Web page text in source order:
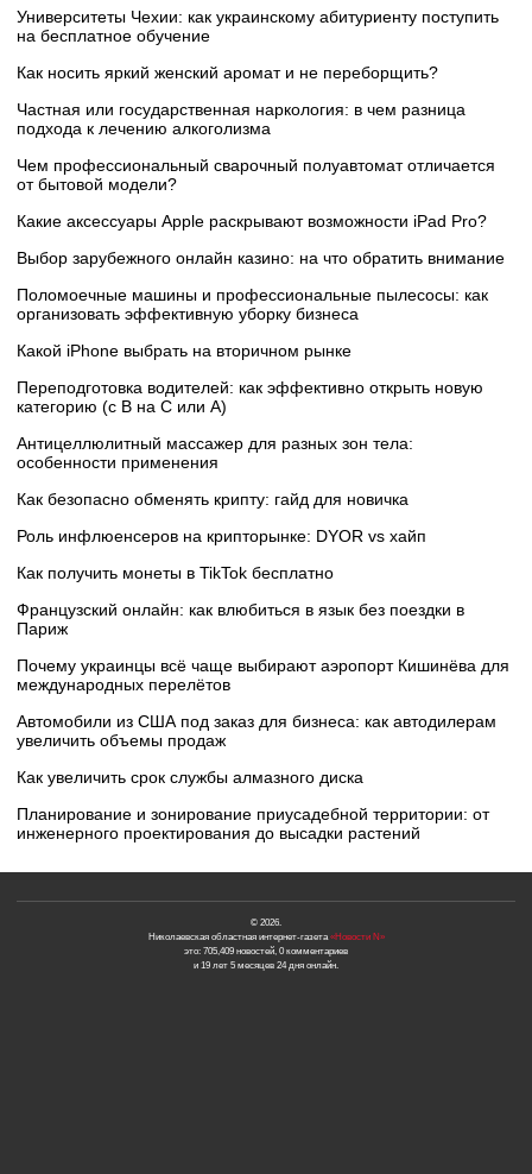
Университеты Чехии: как украинскому абитуриенту поступить
на бесплатное обучение
Как носить яркий женский аромат и не переборщить?
Частная или государственная наркология: в чем разница
подхода к лечению алкоголизма
Чем профессиональный сварочный полуавтомат отличается
от бытовой модели?
Какие аксессуары Apple раскрывают возможности iPad Pro?
Выбор зарубежного онлайн казино: на что обратить внимание
Поломоечные машины и профессиональные пылесосы: как
организовать эффективную уборку бизнеса
Какой iPhone выбрать на вторичном рынке
Переподготовка водителей: как эффективно открыть новую
категорию (с B на C или А)
Антицеллюлитный массажер для разных зон тела:
особенности применения
Как безопасно обменять крипту: гайд для новичка
Роль инфлюенсеров на крипторынке: DYOR vs хайп
Как получить монеты в TikTok бесплатно
Французский онлайн: как влюбиться в язык без поездки в
Париж
Почему украинцы всё чаще выбирают аэропорт Кишинёва для
международных перелётов
Автомобили из США под заказ для бизнеса: как автодилерам
увеличить объемы продаж
Как увеличить срок службы алмазного диска
Планирование и зонирование приусадебной территории: от
инженерного проектирования до высадки растений
© 2026.
Николаевская областная интернет-газета«Новости N»
это: 705,409 новостей, 0 комментариев
и 19 лет 5 месяцев 24 дня онлайн.